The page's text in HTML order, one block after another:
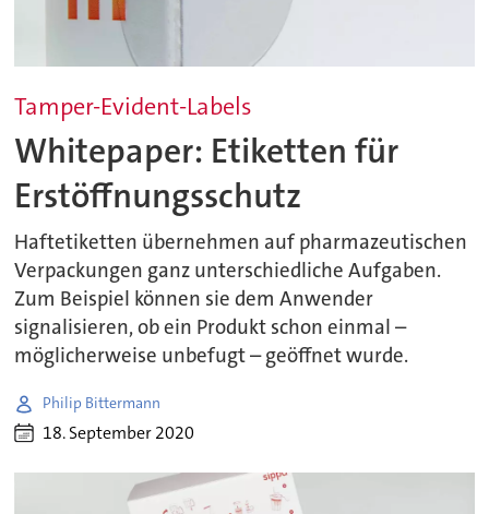
Tamper-Evident-Labels
Whitepaper: Etiketten für
Erstöffnungsschutz
Haftetiketten übernehmen auf pharmazeutischen
Verpackungen ganz unterschiedliche Aufgaben.
Zum Beispiel können sie dem Anwender
signalisieren, ob ein Produkt schon einmal –
möglicherweise unbefugt – geöffnet wurde.
Philip Bittermann
18. September 2020